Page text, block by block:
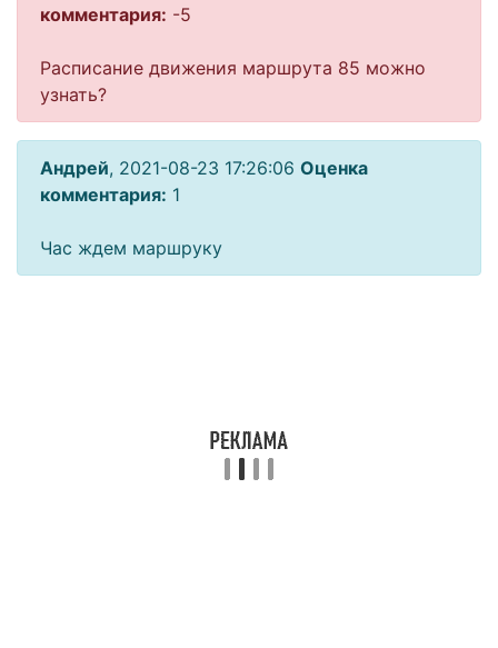
комментария: -5
Расписание движения маршрута 85 можно
узнать?
Андрей, 2021-08-23 17:26:06 Оценка
комментария: 1
Час ждем маршруку